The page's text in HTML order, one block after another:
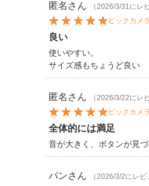
匿名 さん
（2026/3/31にレ
ビックカメ
良い
使いやすい。
サイズ感もちょうど良い
匿名 さん
（2026/3/22にレ
ビックカメ
全体的には満足
音が大きく、ボタンが見
パンさん
（2026/3/2にレビ